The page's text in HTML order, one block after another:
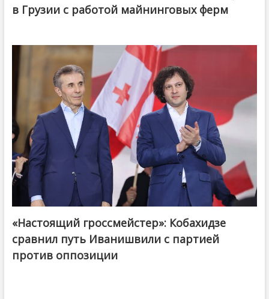
в Грузии с работой майнинговых ферм
@ქართული ოცნება / Georgian Dream
«Настоящий гроссмейстер»: Кобахидзе
сравнил путь Иванишвили с партией
против оппозиции